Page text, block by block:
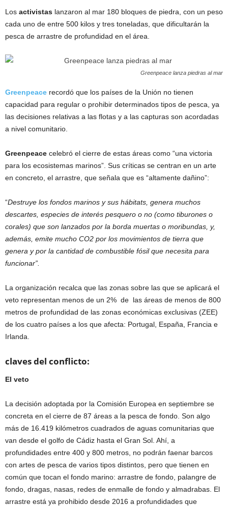
Los activistas lanzaron al mar 180 bloques de piedra, con un peso
cada uno de entre 500 kilos y tres toneladas, que dificultarán la
pesca de arrastre de profundidad en el área.
Greenpeace lanza piedras al mar
Greenpeace recordó que los países de la Unión no tienen
capacidad para regular o prohibir determinados tipos de pesca, ya
las decisiones relativas a las flotas y a las capturas son acordadas
a nivel comunitario.
Greenpeace celebró el cierre de estas áreas como “una victoria
para los ecosistemas marinos”. Sus críticas se centran en un arte
en concreto, el arrastre, que señala que es “altamente dañino”:
“Destruye los fondos marinos y sus hábitats, genera muchos
descartes, especies de interés pesquero o no (como tiburones o
corales) que son lanzados por la borda muertas o moribundas, y,
además, emite mucho CO2 por los movimientos de tierra que
genera y por la cantidad de combustible fósil que necesita para
funcionar”.
La organización recalca que las zonas sobre las que se aplicará el
veto representan menos de un 2% de las áreas de menos de 800
metros de profundidad de las zonas económicas exclusivas (ZEE)
de los cuatro países a los que afecta: Portugal, España, Francia e
Irlanda.
claves del conflicto:
El veto
La decisión adoptada por la Comisión Europea en septiembre se
concreta en el cierre de 87 áreas a la pesca de fondo. Son algo
más de 16.419 kilómetros cuadrados de aguas comunitarias que
van desde el golfo de Cádiz hasta el Gran Sol. Ahí, a
profundidades entre 400 y 800 metros, no podrán faenar barcos
con artes de pesca de varios tipos distintos, pero que tienen en
común que tocan el fondo marino: arrastre de fondo, palangre de
fondo, dragas, nasas, redes de enmalle de fondo y almadrabas. El
arrastre está ya prohibido desde 2016 a profundidades que